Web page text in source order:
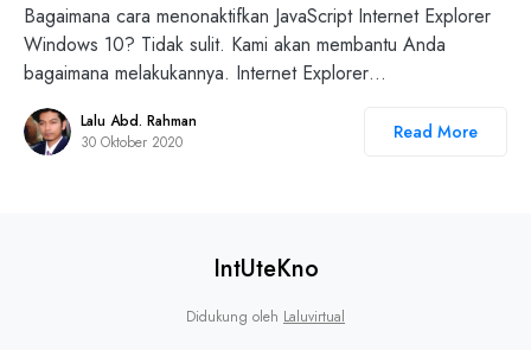
Bagaimana cara menonaktifkan JavaScript Internet Explorer
Windows 10? Tidak sulit. Kami akan membantu Anda
bagaimana melakukannya. Internet Explorer…
Lalu Abd. Rahman
30 Oktober 2020
Read More
IntUteKno
Didukung oleh Laluvirtual